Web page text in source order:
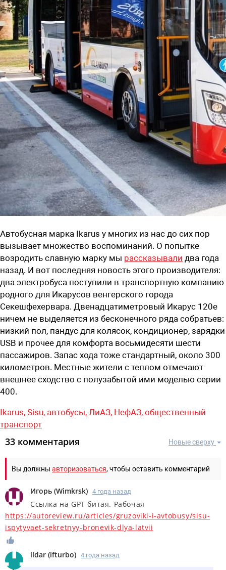
Автобусная марка Ikarus у многих из нас до сих пор
вызывает множество воспоминаний. О попытке
возродить славную марку мы рассказывали два года
назад. И вот последняя новость этого производителя:
два электробуса поступили в транспортную компанию
родного для Икарусов венгерского города
Секешфехервара. Двенадцатиметровый Икарус 120е
ничем не выделяется из бесконечного ряда собратьев:
низкий пол, пандус для колясок, кондиционер, зарядки
USB и прочее для комфорта восьмидесяти шести
пассажиров. Запас хода тоже стандартный, около 300
километров. Местные жители с теплом отмечают
внешнее сходство с полузабытой ими моделью серии
400.
Ikarus, Sisu, автобусы, ЛиАЗ, НефАЗ, общественный
транспорт
Новые сверху
33 комментария
Вы должны авторизоваться, чтобы оставить комментарий
Игорь (Wimkrsk) 4 года назад
Ссылка на GPT битая. Рабочая
https://autoreview.ru/articles/gruzoviki-i-avtobusy/sisu-
ispytyvaet-sekretnyy-bronevik-dlya-latvii
ildar (ifturbo) 4 года назад